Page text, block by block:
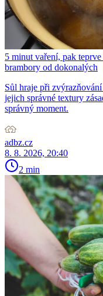
5 minut vaření, pak
brambory od dokonalých
Sůl hraje při
jejich správné textury
správný moment.
adbz.cz
8. 8. 2026, 20:40
2 min